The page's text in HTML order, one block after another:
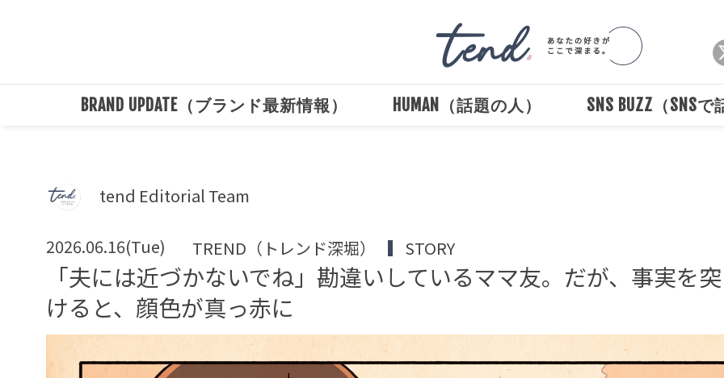
BRAND UPDATE（ブランド最新情報） HUMAN（話題の人） SNS BUZZ（SNS
tend Editorial Team
2026.06.16(Tue) TREND（トレンド深堀） STORY
「夫には近づかないでね」勘違いしているママ友。だが、事実を
けると、顔色が真っ赤に